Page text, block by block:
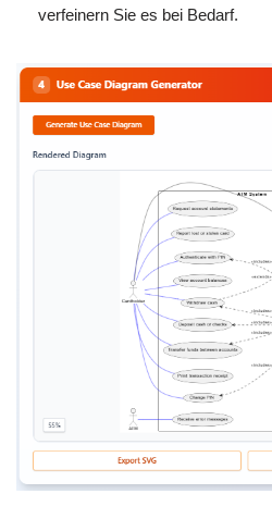
verfeinern Sie es bei Bedarf.